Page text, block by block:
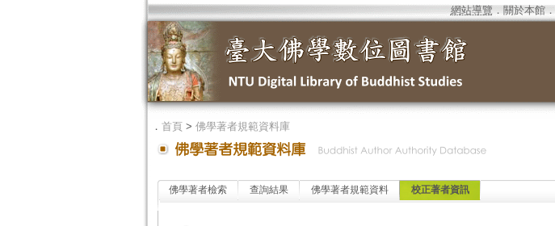
網站導覽 ． 關於本館．
． 首頁> 佛學著者規範資料庫
佛學著者檢索 查詢結果 佛學著者規範資料 校正著者資訊